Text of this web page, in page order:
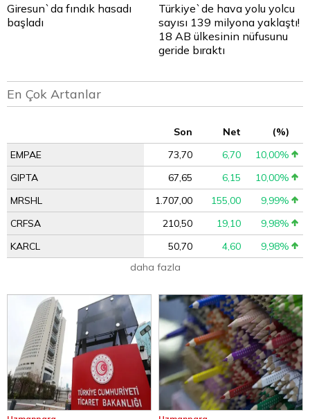
Giresun`da fındık hasadı
başladı
Türkiye`de hava yolu yolcu
sayısı 139 milyona yaklaştı!
18 AB ülkesinin nüfusunu
geride bıraktı
En Çok Artanlar
Son Net
(%)
EMPAE
73,70 6,70
10,00%
GIPTA
67,65 6,15
10,00%
MRSHL
1.707,00 155,00
9,99%
CRFSA
210,50 19,10
9,98%
KARCL
50,70 4,60
9,98%
daha fazla